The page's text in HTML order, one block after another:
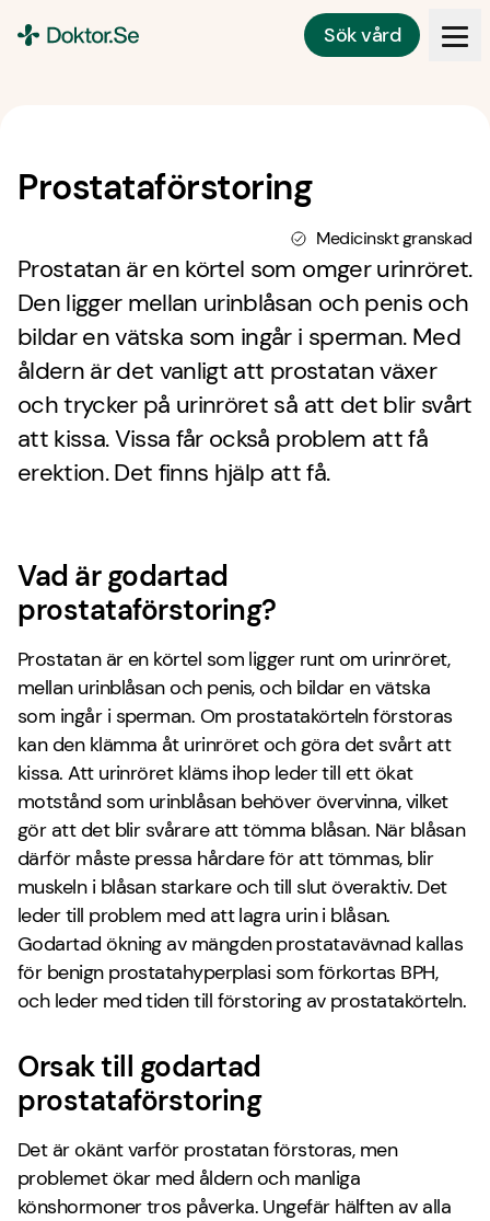
Sök vård
Prostataförstoring
Medicinskt granskad
Prostatan är en körtel som omger urinröret.
Den ligger mellan urinblåsan och penis och
bildar en vätska som ingår i sperman. Med
åldern är det vanligt att prostatan växer
och trycker på urinröret så att det blir svårt
att kissa. Vissa får också problem att få
erektion. Det finns hjälp att få.
Vad är godartad
prostataförstoring?
Prostatan är en körtel som ligger runt om urinröret,
mellan urinblåsan och penis, och bildar en vätska
som ingår i sperman. Om prostatakörteln förstoras
kan den klämma åt urinröret och göra det svårt att
kissa. Att urinröret kläms ihop leder till ett ökat
motstånd som urinblåsan behöver övervinna, vilket
gör att det blir svårare att tömma blåsan. När blåsan
därför måste pressa hårdare för att tömmas, blir
muskeln i blåsan starkare och till slut överaktiv. Det
leder till problem med att lagra urin i blåsan.
Godartad ökning av mängden prostatavävnad kallas
för benign prostatahyperplasi som förkortas BPH,
och leder med tiden till förstoring av prostatakörteln.
Orsak till godartad
prostataförstoring
Det är okänt varför prostatan förstoras, men
problemet ökar med åldern och manliga
könshormoner tros påverka. Ungefär hälften av alla